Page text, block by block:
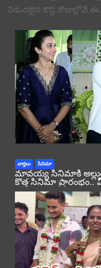
విడుదలైన కొద్ది రోజుల్లోనే
వార్తలు సినిమా
మావయ్య సినిమాకి
కొత్త సినిమా